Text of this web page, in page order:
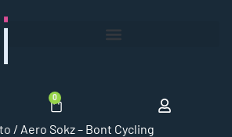
0
/ Aero Sokz – Bont Cycling